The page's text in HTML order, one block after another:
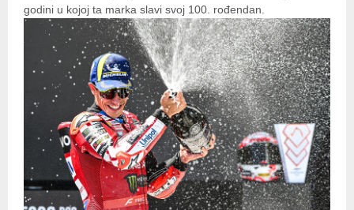
godini u kojoj ta marka slavi svoj 100. rođendan.